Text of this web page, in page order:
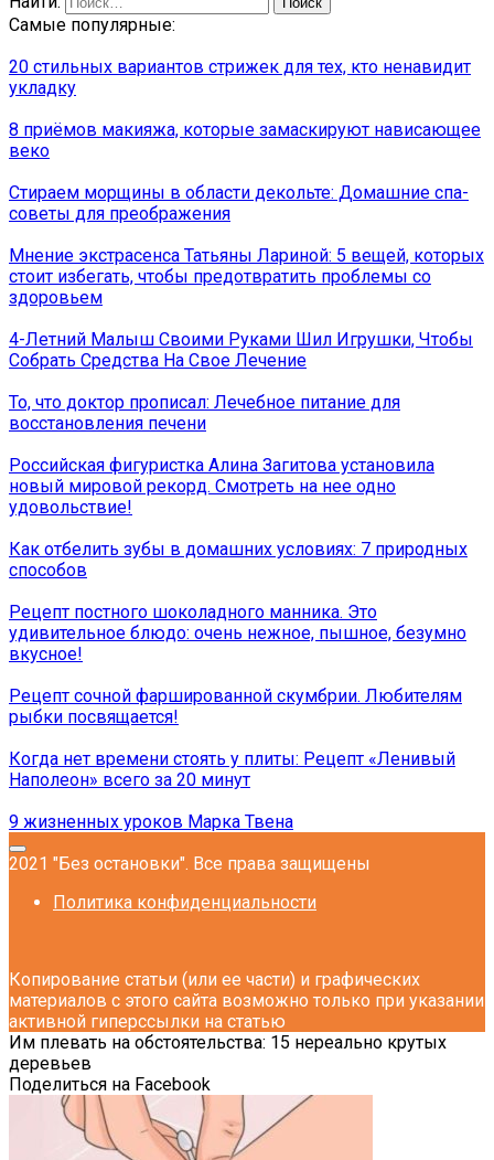
Самые популярные:
20 стильных вариантов стрижек для тех, кто ненавидит
укладку
8 приёмов макияжа, которые замаскируют нависающее
веко
Стираем морщины в области декольте: Домашние спа-
советы для преображения
Мнение экстрасенса Татьяны Лариной: 5 вещей, которых
стоит избегать, чтобы предотвратить проблемы со
здоровьем
4-Летний Малыш Своими Руками Шил Игрушки, Чтобы
Собрать Средства На Свое Лечение
То, что доктор прописал: Лечебное питание для
восстановления печени
Российская фигуристка Алина Загитова установила
новый мировой рекорд. Смотреть на нее одно
удовольствие!
Как отбелить зубы в домашних условиях: 7 природных
способов
Рецепт постного шоколадного манника. Это
удивительное блюдо: очень нежное, пышное, безумно
вкусное!
Рецепт сочной фаршированной скумбрии. Любителям
рыбки посвящается!
Когда нет времени стоять у плиты: Рецепт «Ленивый
Наполеон» всего за 20 минут
9 жизненных уроков Марка Твена
2021 "Без остановки". Все права защищены
Политика конфиденциальности
Копирование статьи (или ее части) и графических
материалов с этого сайта возможно только при указании
активной гиперссылки на статью
Им плевать на обстоятельства: 15 нереально крутых
деревьев
Поделиться на Facebook